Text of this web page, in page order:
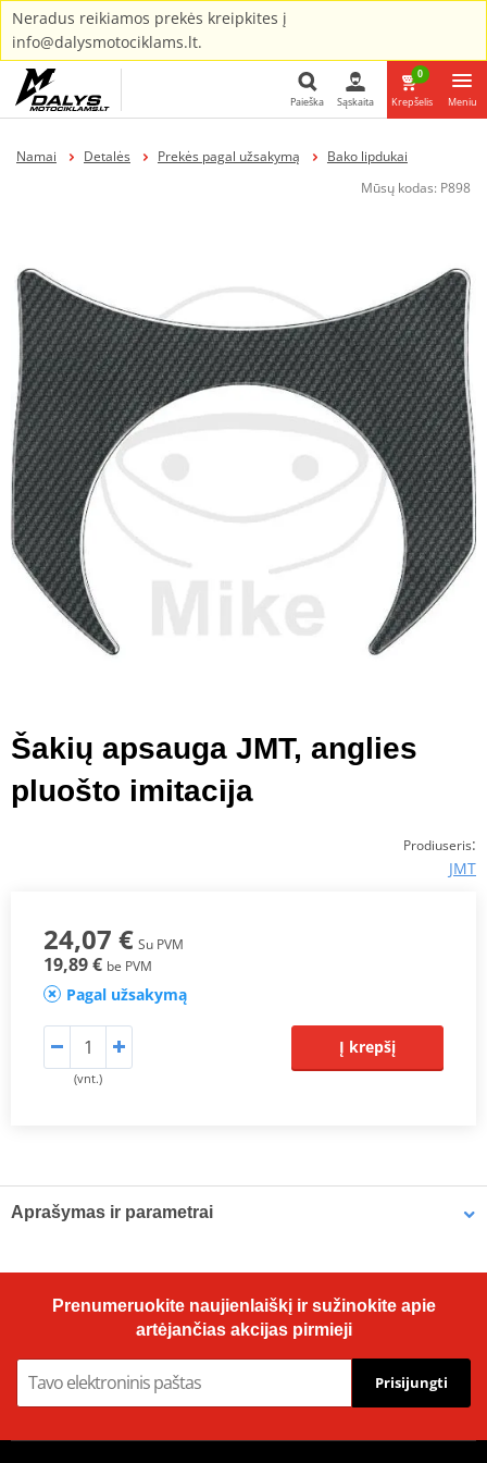
Neradus reikiamos prekės kreipkites į
info@dalysmotociklams.lt.
Paieška
Paieška Sąskaita
0
Krepšelis Meniu
Namai Detalės Prekės pagal užsakymą
Bako lipdukai
Mūsų kodas: P898
Šakių apsauga JMT, anglies
pluošto imitacija
Prodiuseris:
JMT
24,07 € Su PVM
19,89 € be PVM
Pagal užsakymą
(vnt.)
Į krepšį
Aprašymas ir parametrai
Prenumeruokite naujienlaiškį ir sužinokite apie
artėjančias akcijas pirmieji
Prisijungti